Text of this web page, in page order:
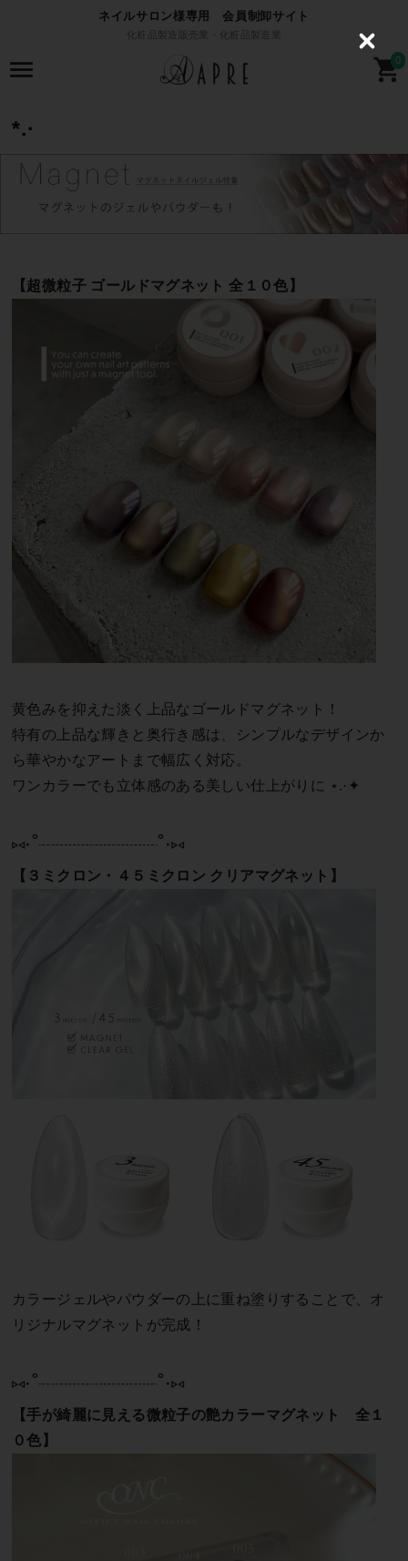
ネイルサロン様専用 会員制卸サイト
化粧品製造販売業・化粧品製造業
0
*.·
【超微粒子 ゴールドマグネット 全１０色】
黄色みを抑えた淡く上品なゴールドマグネット！
特有の上品な輝きと奥行き感は、シンプルなデザインか
ら華やかなアートまで幅広く対応。
ワンカラーでも立体感のある美しい仕上がりに ⋆.·✦
⑅∙˚┈┈┈┈┈┈┈┈┈˚∙⑅
【３ミクロン・４５ミクロン クリアマグネット】
カラージェルやパウダーの上に重ね塗りすることで、オ
リジナルマグネットが完成！
⑅∙˚┈┈┈┈┈┈┈┈┈˚∙⑅
【手が綺麗に見える微粒子の艶カラーマグネット 全１
０色】
C